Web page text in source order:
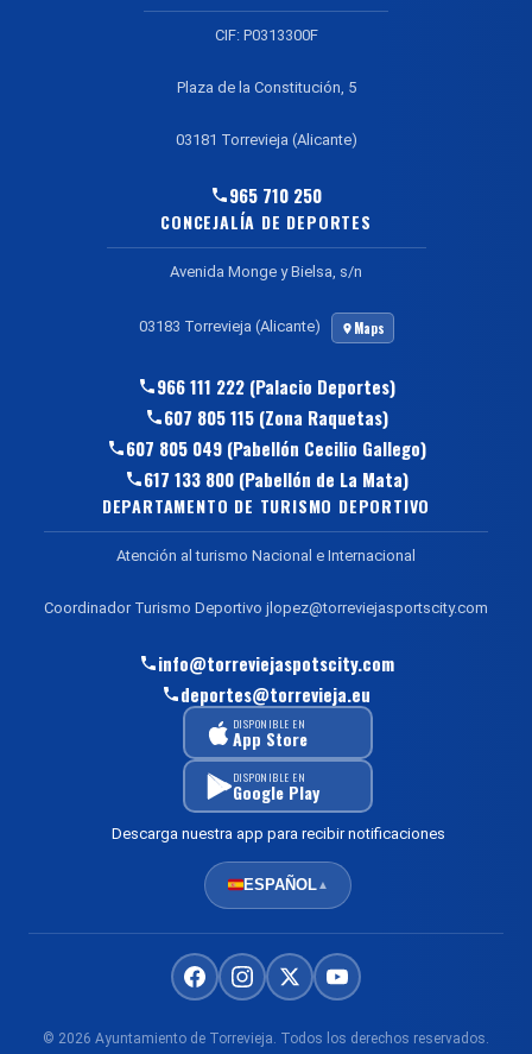
CIF: P0313300F
Plaza de la Constitución, 5
03181 Torrevieja (Alicante)
965 710 250
CONCEJALÍA DE DEPORTES
Avenida Monge y Bielsa, s/n
03183 Torrevieja (Alicante) Maps
966 111 222 (Palacio Deportes)
607 805 115 (Zona Raquetas)
607 805 049 (Pabellón Cecilio Gallego)
617 133 800 (Pabellón de La Mata)
DEPARTAMENTO DE TURISMO DEPORTIVO
Atención al turismo Nacional e Internacional
Coordinador Turismo Deportivo jlopez@torreviejasportscity.com
info@torreviejaspotscity.com
deportes@torrevieja.eu
DISPONIBLE EN
App Store
DISPONIBLE EN
Google Play
Descarga nuestra app para recibir notificaciones
ESPAÑOL▲
© 2026 Ayuntamiento de Torrevieja. Todos los derechos reservados.